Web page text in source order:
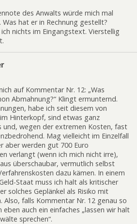
des Anwalts würde mich mal
Was hat er in Rechnung gestellt?
nichts im Eingangstext. Vierstellig
auf Kommentar Nr. 12: „Was
Abmahnung?“ Klingt ermunternd.
habe ich seit diesem von
Hinterkopf, sind etwas ganz
und, wegen der extremen Kosten, fast
Mag vielleicht im Einzelfall
aber werden gut 700 Euro
verlangt (wenn ich mich nicht irre),
überschaubar, vermutlich selbst
dazu kämen. In einem
Staat muss ich halt als kritischer
solches Geplänkel als Risiko mit
Also, falls Kommentar Nr. 12 genau so
auch ein einfaches „lassen wir halt
sprechen“.